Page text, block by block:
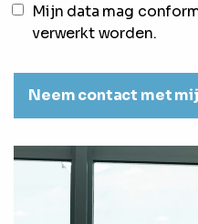
Mijn data mag
verwerkt worden.